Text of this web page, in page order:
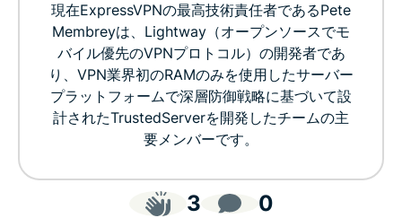
現在ExpressVPNの最高技術責任者であるPete
Membreyは、Lightway（オープンソースでモ
バイル優先のVPNプロトコル）の開発者であ
り、VPN業界初のRAMのみを使用したサーバー
プラットフォームで深層防御戦略に基づいて設
計されたTrustedServerを開発したチームの主
要メンバーです。
3 0